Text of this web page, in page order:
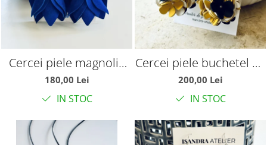
Cercei piele magnolie
albastru royal
180,00 Lei
IN STOC
Cercei piele buchetel de
liliac alb galben negru
200,00 Lei
IN STOC